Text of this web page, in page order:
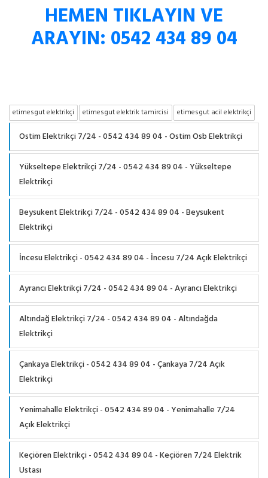
HEMEN TIKLAYIN VE
ARAYIN: 0542 434 89 04
etimesgut elektrikçi etimesgut elektrik tamircisi etimesgut acil elektrikçi
Ostim Elektrikçi 7/24 - 0542 434 89 04 - Ostim Osb Elektrikçi
Yükseltepe Elektrikçi 7/24 - 0542 434 89 04 - Yükseltepe
Elektrikçi
Beysukent Elektrikçi 7/24 - 0542 434 89 04 - Beysukent
Elektrikçi
İncesu Elektrikçi - 0542 434 89 04 - İncesu 7/24 Açık Elektrikçi
Ayrancı Elektrikçi 7/24 - 0542 434 89 04 - Ayrancı Elektrikçi
Altındağ Elektrikçi 7/24 - 0542 434 89 04 - Altındağda
Elektrikçi
Çankaya Elektrikçi - 0542 434 89 04 - Çankaya 7/24 Açık
Elektrikçi
Yenimahalle Elektrikçi - 0542 434 89 04 - Yenimahalle 7/24
Açık Elektrikçi
Keçiören Elektrikçi - 0542 434 89 04 - Keçiören 7/24 Elektrik
Ustası